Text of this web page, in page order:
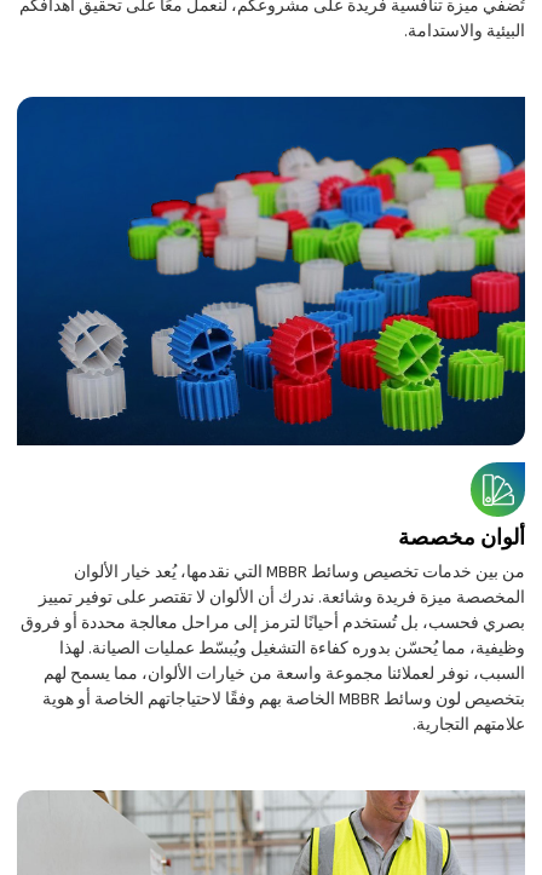
تُضفي ميزة تنافسية فريدة على مشروعكم، لنعمل معًا على تحقيق أهدافكم
البيئية والاستدامة.
ألوان مخصصة
من بين خدمات تخصيص وسائط MBBR التي نقدمها، يُعد خيار الألوان
المخصصة ميزة فريدة وشائعة. ندرك أن الألوان لا تقتصر على توفير تمييز
بصري فحسب، بل تُستخدم أحيانًا لترمز إلى مراحل معالجة محددة أو فروق
وظيفية، مما يُحسّن بدوره كفاءة التشغيل ويُبسّط عمليات الصيانة. لهذا
السبب، نوفر لعملائنا مجموعة واسعة من خيارات الألوان، مما يسمح لهم
بتخصيص لون وسائط MBBR الخاصة بهم وفقًا لاحتياجاتهم الخاصة أو هوية
علامتهم التجارية.